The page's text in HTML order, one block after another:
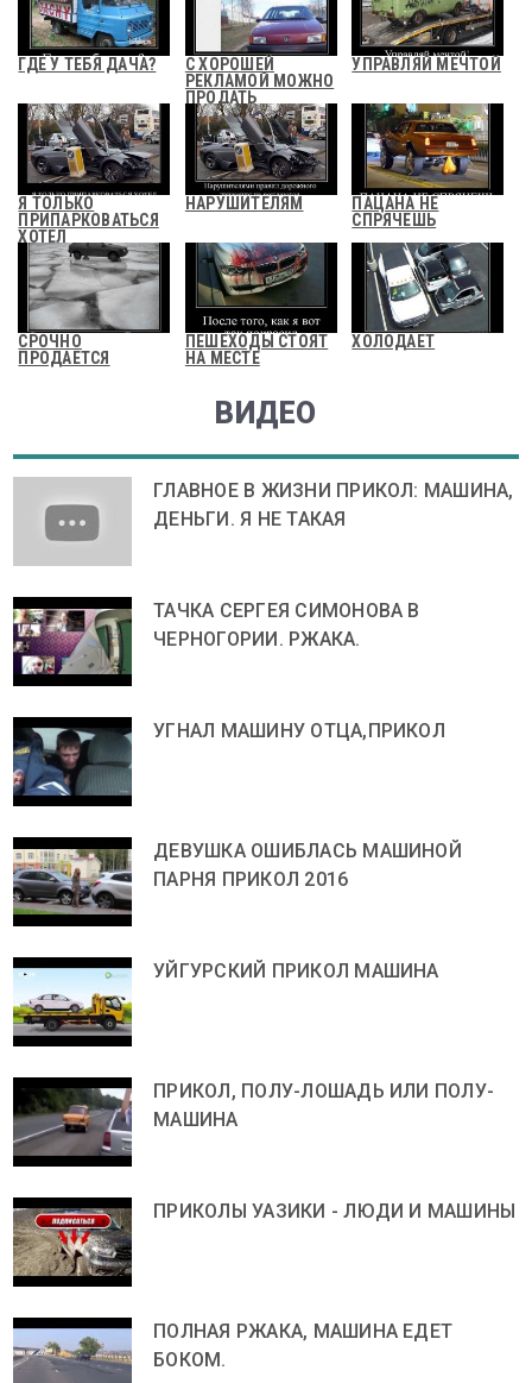
ГДЕ У ТЕБЯ ДАЧА?
С ХОРОШЕЙ
РЕКЛАМОЙ МОЖНО
ПРОДАТЬ
УПРАВЛЯЙ МЕЧТОЙ
Я ТОЛЬКО
ПРИПАРКОВАТЬСЯ
ХОТЕЛ
НАРУШИТЕЛЯМ
ПАЦАНА НЕ
СПРЯЧЕШЬ
СРОЧНО
ПРОДАЕТСЯ
ПЕШЕХОДЫ СТОЯТ
НА МЕСТЕ
ХОЛОДАЕТ
ВИДЕО
ГЛАВНОЕ В ЖИЗНИ ПРИКОЛ: МАШИНА,
ДЕНЬГИ. Я НЕ ТАКАЯ
ТАЧКА СЕРГЕЯ СИМОНОВА В
ЧЕРНОГОРИИ. РЖАКА.
УГНАЛ МАШИНУ ОТЦА,ПРИКОЛ
ДЕВУШКА ОШИБЛАСЬ МАШИНОЙ
ПАРНЯ ПРИКОЛ 2016
УЙГУРСКИЙ ПРИКОЛ МАШИНА
ПРИКОЛ, ПОЛУ-ЛОШАДЬ ИЛИ ПОЛУ-
МАШИНА
ПРИКОЛЫ УАЗИКИ - ЛЮДИ И МАШИНЫ
ПОЛНАЯ РЖАКА, МАШИНА ЕДЕТ
БОКОМ.